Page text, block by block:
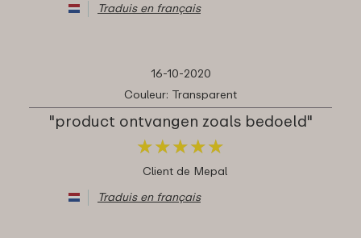
Traduis en français
16-10-2020
Couleur: Transparent
"product ontvangen zoals bedoeld"
★★★★★
★★★★★
Client de Mepal
Traduis en français